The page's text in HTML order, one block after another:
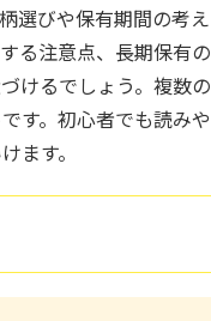
選びや保有期間の考え
る注意点、長期保有の
けるでしょう。複数の
す。初心者でも読みや
ます。